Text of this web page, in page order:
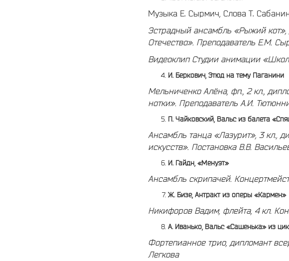
Музыка Е. Сырмич, Слова Т.
Эстрадный ансамбль «Рыжий кот»,
Отечество». Преподаватель Е.М.
Видеоклип Студии анимации
И. Беркович, Этюд на тему Паганини
Мельниченко Алёна, фп., 2 кл.,
нотки». Преподаватель А.И.
П. Чайковский, Вальс из балета
Ансамбль танца «Лазурит», 3 кл.,
искусств». Постановка В.В.
И. Гайдн, «Менуэт»
Ансамбль скрипачей.
Ж. Бизе, Антракт из оперы «Кармен»
Никифоров Вадим, флейта, 4 кл.
А. Иванько, Вальс «Сашенька» из
Фортепианное трио, дипломант
Легкова